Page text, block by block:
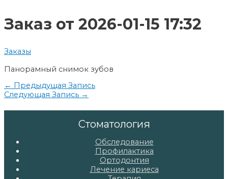
Заказ от 2026-01-15 17:32
Заказы
Панорамный снимок зубов
Навигация
по
← Предыдущая Запись
Следующая Запись →
Стоматология
Обследование
Профилактика
Ортодонтия
Лечение кариеса